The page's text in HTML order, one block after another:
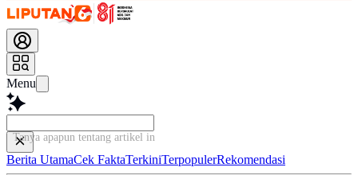
Menu
Tanya apapun tentang artikel ini...
Berita UtamaCek FaktaTerkiniTerpopulerRekomendasi